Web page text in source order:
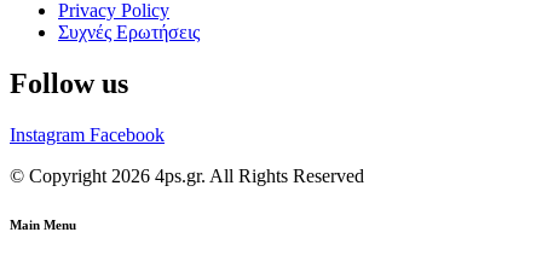
Privacy Policy
Συχνές Ερωτήσεις
Follow us
Instagram Facebook
© Copyright 2026 4ps.gr. All Rights Reserved
Main Menu